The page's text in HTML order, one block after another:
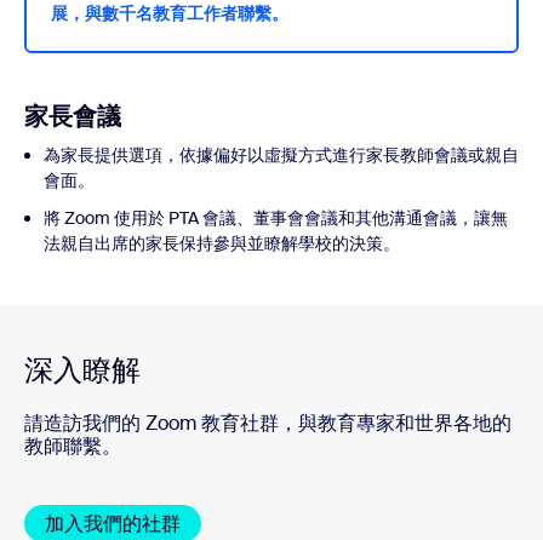
展，與數千名教育工作者聯繫。
家長會議
為家長提供選項，依據偏好以虛擬方式進行家長教師會議或親自
會面。
將 Zoom 使用於 PTA 會議、董事會會議和其他溝通會議，讓無
法親自出席的家長保持參與並瞭解學校的決策。
深入瞭解
請造訪我們的 Zoom 教育社群，與教育專家和世界各地的
教師聯繫。
加入我們的社群